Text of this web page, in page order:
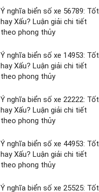
Ý nghĩa biển số xe 56789: Tốt
hay Xấu? Luận giải chi tiết
theo phong thủy
Ý nghĩa biển số xe 14953: Tốt
hay Xấu? Luận giải chi tiết
theo phong thủy
Ý nghĩa biển số xe 22222: Tốt
hay Xấu? Luận giải chi tiết
theo phong thủy
Ý nghĩa biển số xe 44953: Tốt
hay Xấu? Luận giải chi tiết
theo phong thủy
Ý nghĩa biển số xe 25525: Tốt